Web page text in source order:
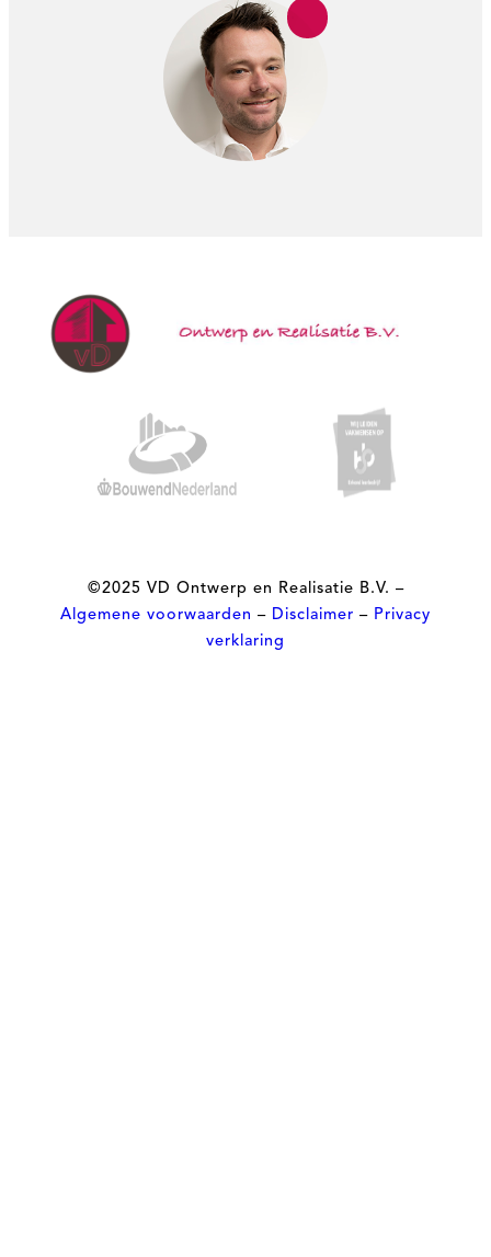
©2025 VD Ontwerp en Realisatie B.V. –
Algemene voorwaarden – Disclaimer – Privacy
verklaring